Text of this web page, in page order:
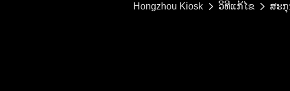
Hongzhou Kiosk ວິທີແກ້ໄຂ ສະກຸ